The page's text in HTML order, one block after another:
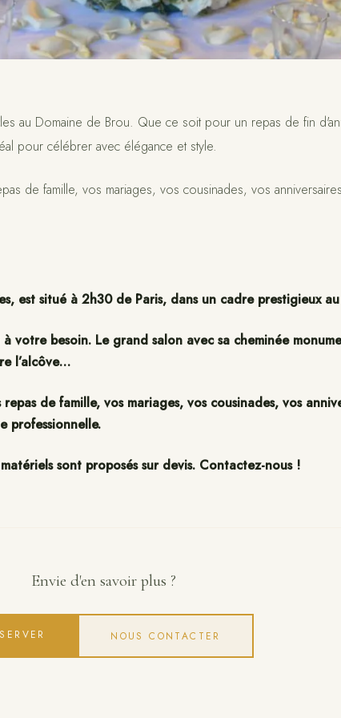
au Domaine de Brou. Que ce soit pour un repas de fin
pour célébrer avec élégance et style.
de famille, vos mariages, vos cousinades, vos
est situé à 2h30 de Paris, dans un cadre prestigieux
votre besoin. Le grand salon avec sa cheminée
l’alcôve…
de famille, vos mariages, vos cousinades, vos
professionnelle.
sont proposés sur devis. Contactez-nous !
Envie d'en savoir plus ?
NOUS CONTACTER